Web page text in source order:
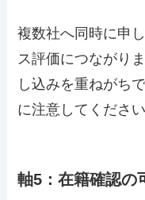
複数社へ同時に申
ス評価につながり
し込みを重ねがち
に注意してください
軸5：在籍確認の